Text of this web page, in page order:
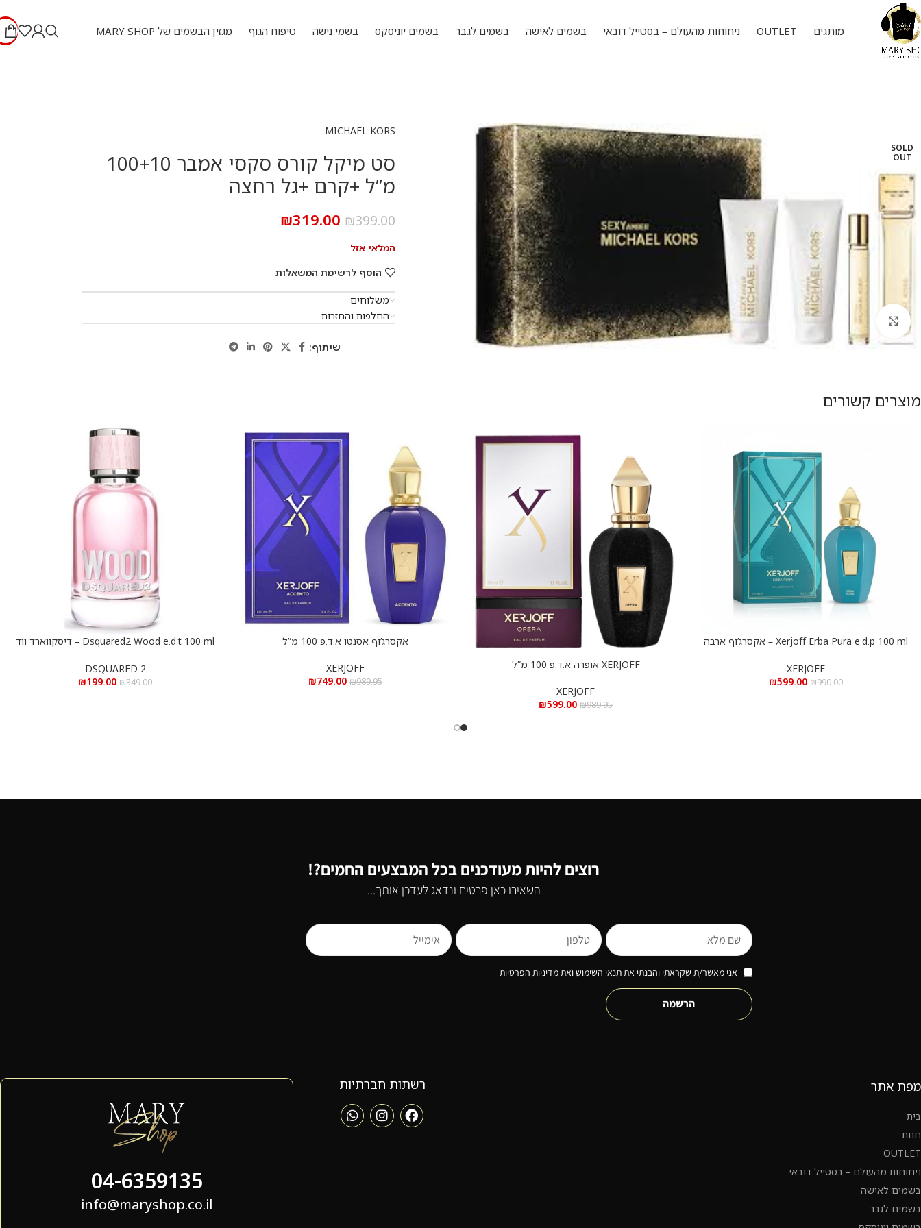
מותגים OUTLET ניחוחות מהעולם – בסטייל דובאי בשמים לאישה בשמים לגבר בשמים יוניסקס בשמי נישה טיפוח הגוף מגזין הבשמים של MARY SHOP
SOLD
OUT
להגדלת התמונה
MICHAEL KORS
סט מיקל קורס סקסי אמבר 100+10
מ”ל +קרם +גל רחצה
₪399.00
₪319.00
המלאי אזל
הוסף לרשימת המשאלות
משלוחים
החלפות והחזרות
שיתוף:
מוצרים קשורים
הוספה לסל
Xerjoff Erba Pura e.d.p 100 ml – אקסרג’וף ארבה
XERJOFF
₪990.00
₪599.00
הוספה לסלXERJOFF אופרה א.ד.פ 100 מ”ל
XERJOFF
₪989.95
₪599.00
הוספה לסלאקסרג’וף אסנטו א.ד.פ 100 מ”ל
XERJOFF
₪989.95
₪749.00
הוספה לסל
Dsquared2 Wood e.d.t 100 ml – דיסקווארד ווד
DSQUARED 2
₪349.00
₪199.00
רוצים להיות מעודכנים בכל המבצעים החמים?!
השאירו כאן פרטים ונדאג לעדכן אותך...
אני מאשר/ת שקראתי והבנתי את תנאי השימוש ואת מדיניות הפרטיות
הרשמה
מפת אתר
בית
חנות
OUTLET
ניחוחות מהעולם – בסטייל דובאי
בשמים לאישה
בשמים לגבר
רשתות חברתיות
04-6359135
info@maryshop.co.il